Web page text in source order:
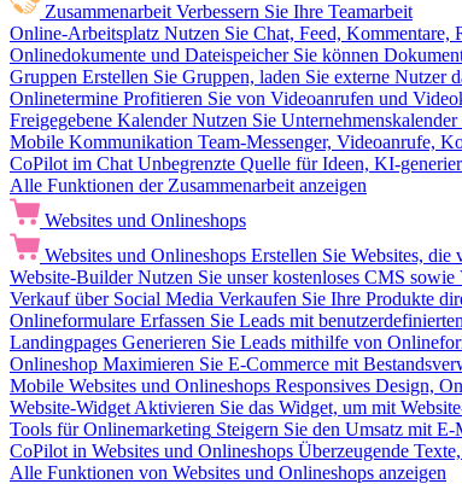
Zusammenarbeit Verbessern Sie Ihre Teamarbeit
Online-Arbeitsplatz Nutzen Sie Chat, Feed, Kommentare,
Onlinedokumente und Dateispeicher Sie können
Gruppen Erstellen Sie Gruppen, laden Sie externe Nutzer
Onlinetermine Profitieren Sie von Videoanrufen und
Freigegebene Kalender Nutzen Sie
Mobile Kommunikation Team-Messenger, Videoanrufe,
CoPilot im Chat Unbegrenzte Quelle für Ideen, KI-
Alle Funktionen der Zusammenarbeit anzeigen
Websites und Onlineshops
Websites und Onlineshops Erstellen Sie Websites, die
Website-Builder Nutzen Sie unser kostenloses CMS
Verkauf über Social Media Verkaufen Sie Ihre Produkte
Onlineformulare Erfassen Sie Leads mit
Landingpages Generieren Sie Leads mithilfe von
Onlineshop Maximieren Sie E-Commerce mit
Mobile Websites und Onlineshops Responsives Design,
Website-Widget Aktivieren Sie das Widget, um mit
Tools für Onlinemarketing Steigern Sie den Umsatz mit
CoPilot in Websites und Onlineshops Überzeugende
Alle Funktionen von Websites und Onlineshops anzeigen